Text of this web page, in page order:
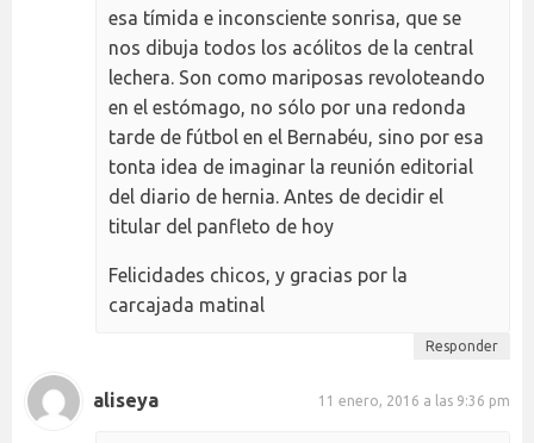
esa tímida e inconsciente sonrisa, que se
nos dibuja todos los acólitos de la central
lechera. Son como mariposas revoloteando
en el estómago, no sólo por una redonda
tarde de fútbol en el Bernabéu, sino por esa
tonta idea de imaginar la reunión editorial
del diario de hernia. Antes de decidir el
titular del panfleto de hoy
Felicidades chicos, y gracias por la
carcajada matinal
Responder
aliseya 11 enero, 2016 a las 9:36 pm